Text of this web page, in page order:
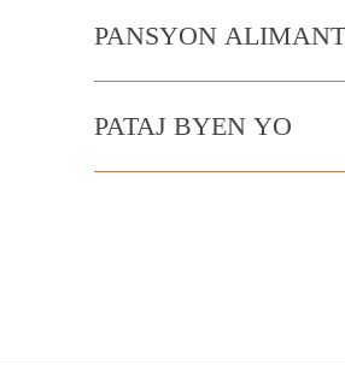
PANSYON
PATAJ BYEN YO